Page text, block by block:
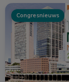
Congresnieuws